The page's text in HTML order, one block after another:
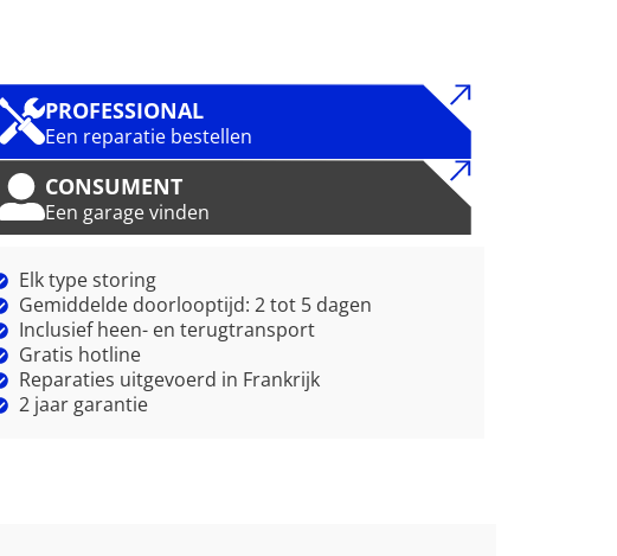
PROFESSIONAL
Een reparatie bestellen
CONSUMENT
Een garage vinden
Elk type storing
Gemiddelde doorlooptijd: 2 tot 5 dagen
Inclusief heen- en terugtransport
Gratis hotline
Reparaties uitgevoerd in Frankrijk
2 jaar garantie